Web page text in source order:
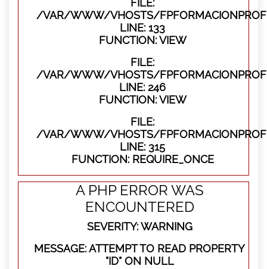
/VAR/WWW/VHOSTS/
LINE: 133
FUNCTION: VIEW
FILE:
/VAR/WWW/VHOSTS/
LINE: 246
FUNCTION: VIEW
FILE:
/VAR/WWW/VHOSTS/
LINE: 315
FUNCTION: REQUIRE_ONCE
A PHP ERROR WAS
ENCOUNTERED
SEVERITY: WARNING
MESSAGE: ATTEMPT TO READ PROPERTY
"ID" ON NULL